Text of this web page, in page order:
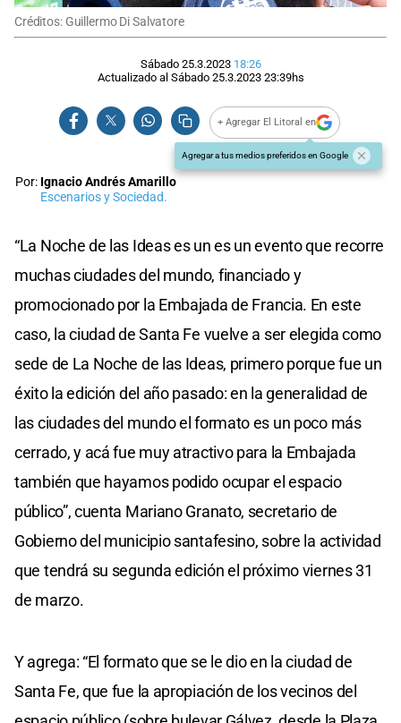
Créditos: Guillermo Di Salvatore
Sábado 25.3.2023 18:26
Actualizado al Sábado 25.3.2023 23:39hs
+ Agregar El Litoral en
Agregar a tus medios preferidos en Google
Por: Ignacio Andrés Amarillo
Escenarios y Sociedad.
“La Noche de las Ideas es un es un evento que recorre
muchas ciudades del mundo, financiado y
promocionado por la Embajada de Francia. En este
caso, la ciudad de Santa Fe vuelve a ser elegida como
sede de La Noche de las Ideas, primero porque fue un
éxito la edición del año pasado: en la generalidad de
las ciudades del mundo el formato es un poco más
cerrado, y acá fue muy atractivo para la Embajada
también que hayamos podido ocupar el espacio
público”, cuenta Mariano Granato, secretario de
Gobierno del municipio santafesino, sobre la actividad
que tendrá su segunda edición el próximo viernes 31
de marzo.
Y agrega: “El formato que se le dio en la ciudad de
Santa Fe, que fue la apropiación de los vecinos del